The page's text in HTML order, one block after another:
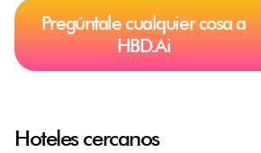
Pregúntale cualquier cosa a
HBD.Ai
Hoteles cercanos